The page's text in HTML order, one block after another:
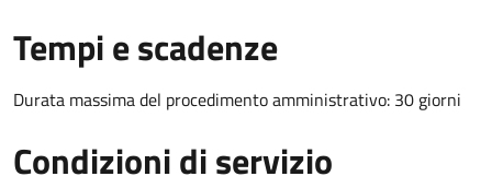
Tempi e scadenze
Durata massima del procedimento amministrativo: 30 giorni
Condizioni di servizio